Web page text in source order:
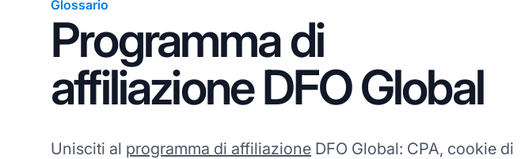
Glossario
Programma di
affiliazione DFO Global
Unisciti al programma di affiliazione DFO Global: CPA, cookie di